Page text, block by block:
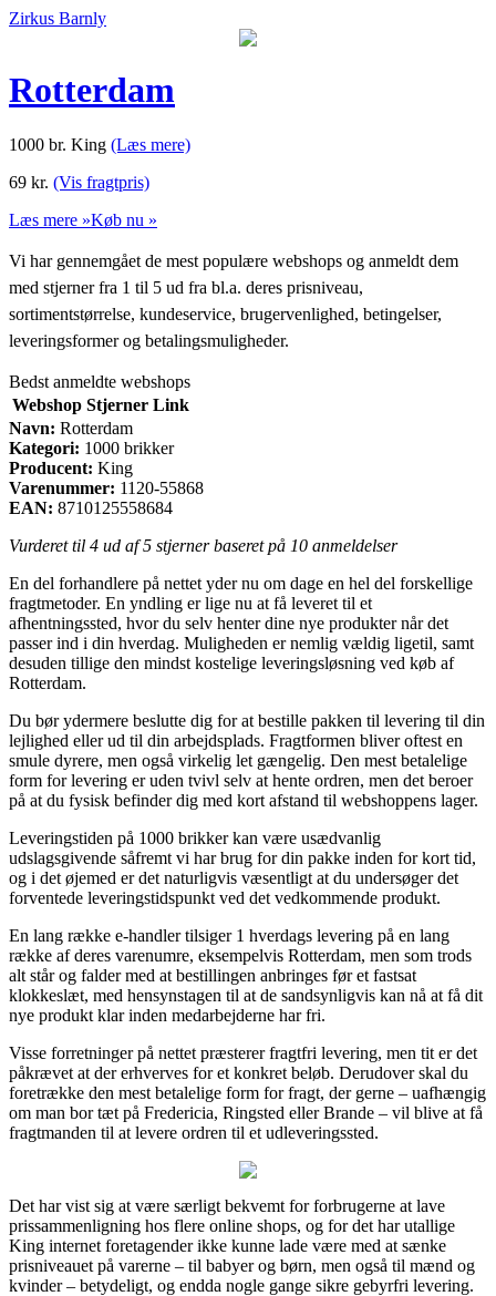
Zirkus Barnly
Rotterdam
1000 br. King (Læs mere)
69 kr. (Vis fragtpris)
Læs mere »Køb nu »
Vi har gennemgået de mest populære webshops og anmeldt dem
med stjerner fra 1 til 5 ud fra bl.a. deres prisniveau,
sortimentstørrelse, kundeservice, brugervenlighed, betingelser,
leveringsformer og betalingsmuligheder.
Bedst anmeldte webshops
Webshop Stjerner Link
Navn: Rotterdam
Kategori: 1000 brikker
Producent: King
Varenummer: 1120-55868
EAN: 8710125558684
Vurderet til 4 ud af 5 stjerner baseret på 10 anmeldelser
En del forhandlere på nettet yder nu om dage en hel del forskellige
fragtmetoder. En yndling er lige nu at få leveret til et
afhentningssted, hvor du selv henter dine nye produkter når det
passer ind i din hverdag. Muligheden er nemlig vældig ligetil, samt
desuden tillige den mindst kostelige leveringsløsning ved køb af
Rotterdam.
Du bør ydermere beslutte dig for at bestille pakken til levering til din
lejlighed eller ud til din arbejdsplads. Fragtformen bliver oftest en
smule dyrere, men også virkelig let gængelig. Den mest betalelige
form for levering er uden tvivl selv at hente ordren, men det beroer
på at du fysisk befinder dig med kort afstand til webshoppens lager.
Leveringstiden på 1000 brikker kan være usædvanlig
udslagsgivende såfremt vi har brug for din pakke inden for kort tid,
og i det øjemed er det naturligvis væsentligt at du undersøger det
forventede leveringstidspunkt ved det vedkommende produkt.
En lang række e-handler tilsiger 1 hverdags levering på en lang
række af deres varenumre, eksempelvis Rotterdam, men som trods
alt står og falder med at bestillingen anbringes før et fastsat
klokkeslæt, med hensynstagen til at de sandsynligvis kan nå at få dit
nye produkt klar inden medarbejderne har fri.
Visse forretninger på nettet præsterer fragtfri levering, men tit er det
påkrævet at der erhverves for et konkret beløb. Derudover skal du
foretrække den mest betalelige form for fragt, der gerne – uafhængig
om man bor tæt på Fredericia, Ringsted eller Brande – vil blive at få
fragtmanden til at levere ordren til et udleveringssted.
Det har vist sig at være særligt bekvemt for forbrugerne at lave
prissammenligning hos flere online shops, og for det har utallige
King internet foretagender ikke kunne lade være med at sænke
prisniveauet på varerne – til babyer og børn, men også til mænd og
kvinder – betydeligt, og endda nogle gange sikre gebyrfri levering.